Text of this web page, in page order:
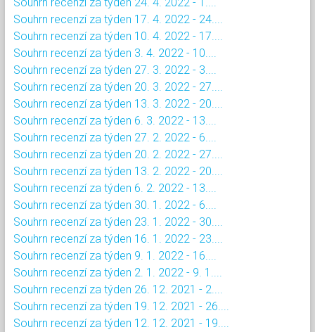
Souhrn recenzí za týden 17. 4. 2022 - 24....
Souhrn recenzí za týden 10. 4. 2022 - 17....
Souhrn recenzí za týden 3. 4. 2022 - 10....
Souhrn recenzí za týden 27. 3. 2022 - 3....
Souhrn recenzí za týden 20. 3. 2022 - 27....
Souhrn recenzí za týden 13. 3. 2022 - 20....
Souhrn recenzí za týden 6. 3. 2022 - 13....
Souhrn recenzí za týden 27. 2. 2022 - 6....
Souhrn recenzí za týden 20. 2. 2022 - 27....
Souhrn recenzí za týden 13. 2. 2022 - 20....
Souhrn recenzí za týden 6. 2. 2022 - 13....
Souhrn recenzí za týden 30. 1. 2022 - 6....
Souhrn recenzí za týden 23. 1. 2022 - 30....
Souhrn recenzí za týden 16. 1. 2022 - 23....
Souhrn recenzí za týden 9. 1. 2022 - 16....
Souhrn recenzí za týden 2. 1. 2022 - 9. 1....
Souhrn recenzí za týden 26. 12. 2021 - 2....
Souhrn recenzí za týden 19. 12. 2021 - 26....
Souhrn recenzí za týden 12. 12. 2021 - 19....